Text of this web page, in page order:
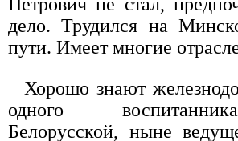
дело. Трудился на
пути. Имеет многие
Хорошо знают
одного
Белорусской, ныне